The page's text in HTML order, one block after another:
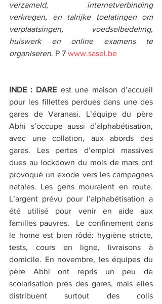
verzameld, internetverbinding
verkregen, en talrijke toelatingen om
verplaatsingen, voedselbedeling,
huiswerk en online examens te
organiseren. P 7 www.sasel.be
INDE : DARE est une maison d’accueil
pour les fillettes perdues dans une des
gares de Varanasi. L’équipe du père
Abhi s’occupe aussi d’alphabétisation,
avec une collation, aux abords des
gares. Les pertes d’emploi massives
dues au lockdown du mois de mars ont
provoqué un exode vers les campagnes
natales. Les gens mouraient en route.
L’argent prévu pour l’alphabétisation a
été utilisé pour venir en aide aux
familles pauvres.  Le confinement dans
le home est bien rôdé: hygiène stricte,
tests, cours en ligne, livraisons à
domicile. En novembre, les équipes du
père Abhi ont repris un peu de
scolarisation près des gares, mais elles
distribuent surtout des colis